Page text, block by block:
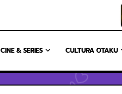
CINE & SERIES CULTURA OTAKU